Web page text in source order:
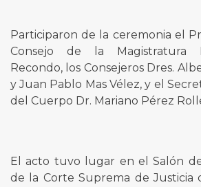
Participaron de la ceremonia el
Consejo de la Magistratura
Recondo, los Consejeros Dres.
y Juan Pablo Mas Vélez, y el
del Cuerpo Dr. Mariano Pérez
El acto tuvo lugar en el Salón
de la Corte Suprema de Justicia